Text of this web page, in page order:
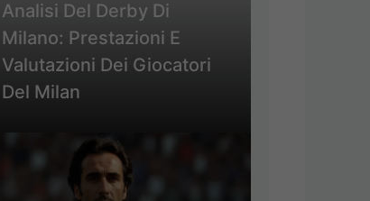
Analisi Del Derby Di
Milano: Prestazioni E
Valutazioni Dei Giocatori
Del Milan